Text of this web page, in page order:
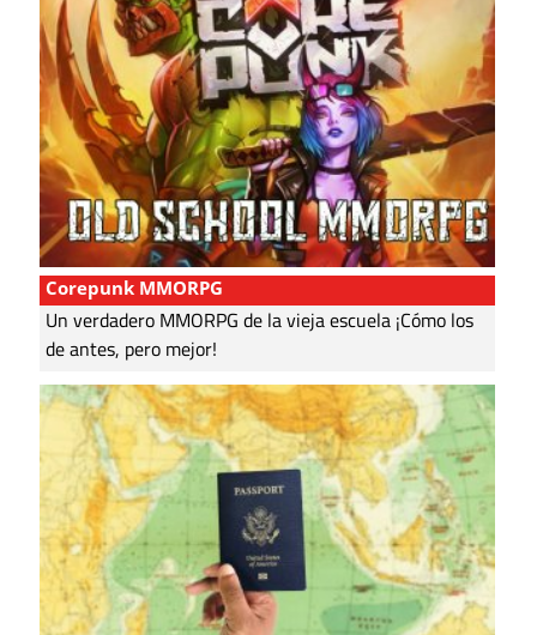
Corepunk MMORPG
Un verdadero MMORPG de la vieja escuela ¡Cómo los
de antes, pero mejor!